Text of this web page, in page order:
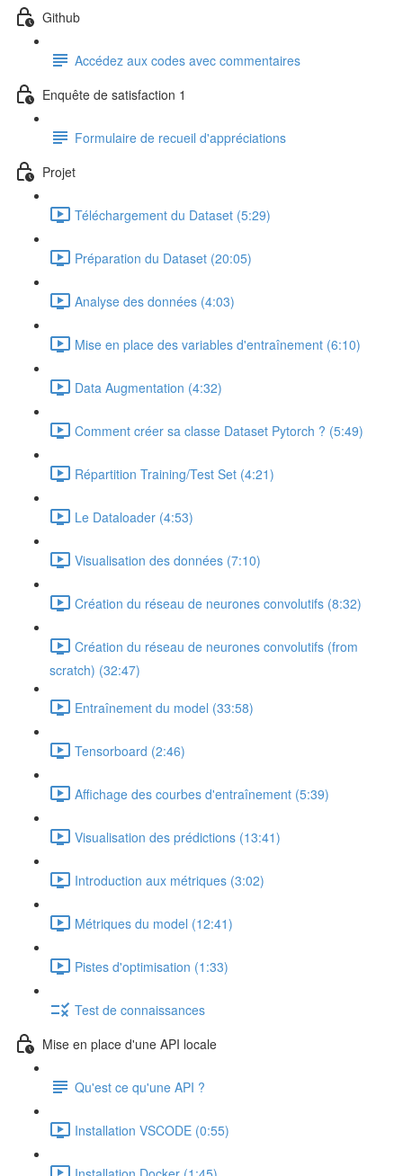
Github
Accédez aux codes avec commentaires
Enquête de satisfaction 1
Formulaire de recueil d'appréciations
Projet
Téléchargement du Dataset (5:29)
Préparation du Dataset (20:05)
Analyse des données (4:03)
Mise en place des variables d'entraînement (6:10)
Data Augmentation (4:32)
Comment créer sa classe Dataset Pytorch ? (5:49)
Répartition Training/Test Set (4:21)
Le Dataloader (4:53)
Visualisation des données (7:10)
Création du réseau de neurones convolutifs (8:32)
Création du réseau de neurones convolutifs (from
scratch) (32:47)
Entraînement du model (33:58)
Tensorboard (2:46)
Affichage des courbes d'entraînement (5:39)
Visualisation des prédictions (13:41)
Introduction aux métriques (3:02)
Métriques du model (12:41)
Pistes d'optimisation (1:33)
Test de connaissances
Mise en place d'une API locale
Qu'est ce qu'une API ?
Installation VSCODE (0:55)